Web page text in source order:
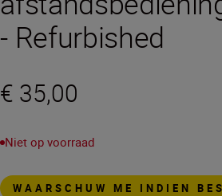
- Refurbished
€ 35,00
Niet op voorraad
WAARSCHUW ME INDIEN